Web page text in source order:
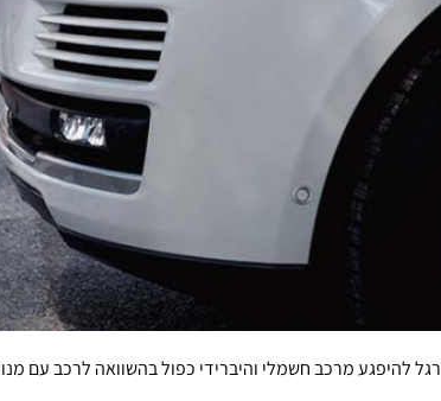
להיפגע מרכב חשמלי והיברידי כפול בהשוואה לרכב עם מנוע בנזין או דיזל,